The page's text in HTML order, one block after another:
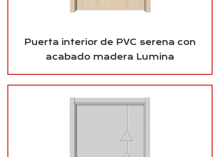
Puerta interior de PVC serena con
acabado madera Lumina